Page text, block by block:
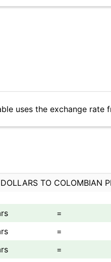
uses the exchange
DOLLARS TO COLOMBIAN
=
=
=